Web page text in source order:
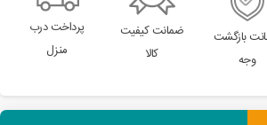
بازگشت
وجه
ضمانت کیفیت
کالا
پرداخت درب
منزل